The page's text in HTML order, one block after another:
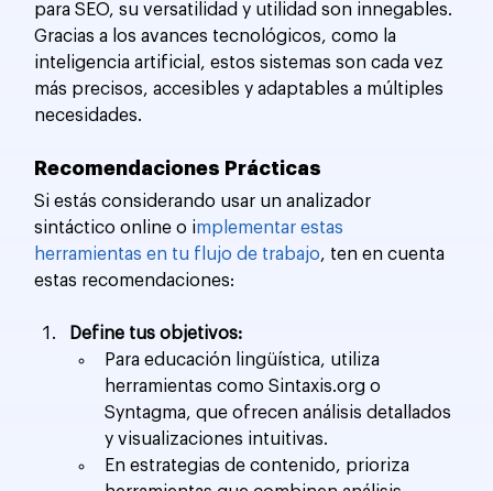
para SEO, su versatilidad y utilidad son innegables.
Gracias a los avances tecnológicos, como la
inteligencia artificial, estos sistemas son cada vez
más precisos, accesibles y adaptables a múltiples
necesidades.
Recomendaciones Prácticas
Si estás considerando usar un analizador
sintáctico online o implementar estas
herramientas en tu flujo de trabajo, ten en cuenta
estas recomendaciones:
Define tus objetivos:
Para educación lingüística, utiliza
herramientas como Sintaxis.org o
Syntagma, que ofrecen análisis detallados
y visualizaciones intuitivas.
En estrategias de contenido, prioriza